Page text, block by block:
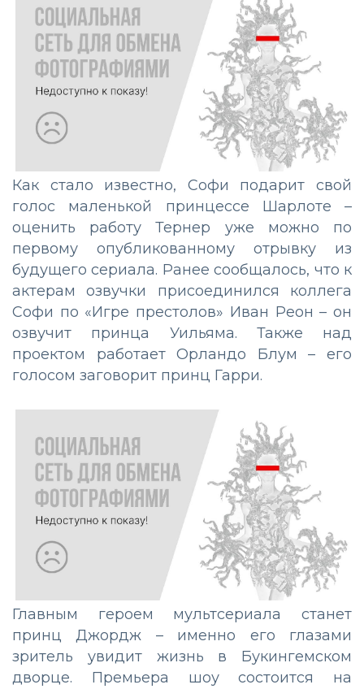
Как стало известно, Софи подарит свой
голос маленькой принцессе Шарлоте –
оценить работу Тернер уже можно по
первому опубликованному отрывку из
будущего сериала. Ранее сообщалось, что к
актерам озвучки присоединился коллега
Софи по «Игре престолов» Иван Реон – он
озвучит принца Уильяма. Также над
проектом работает Орландо Блум – его
голосом заговорит принц Гарри.
Главным героем мультсериала станет
принц Джордж – именно его глазами
зритель увидит жизнь в Букингемском
дворце. Премьера шоу состоится на